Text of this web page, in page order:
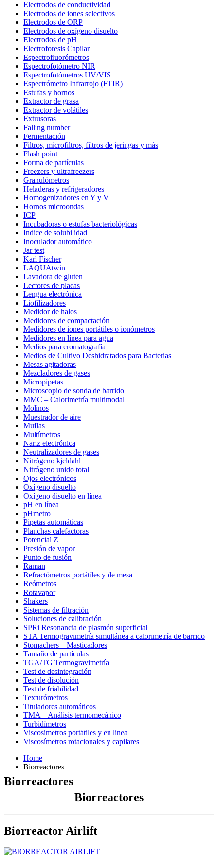
Electrodos de conductividad
Electrodos de iones selectivos
Electrodos de ORP
Electrodos de oxígeno disuelto
Electrodos de pH
Electroforesis Capilar
Espectrofluorómetros
Espectrofotómetro NIR
Espectrofotómetros UV/VIS
Espectrómetro Infrarrojo (FTIR)
Estufas y hornos
Extractor de grasa
Extractor de volátiles
Extrusoras
Falling number
Fermentación
Filtros, microfiltros, filtros de jeringas y más
Flash point
Forma de partículas
Freezers y ultrafreezers
Granulómetros
Heladeras y refrigeradores
Homogenizadores en Y y V
Hornos microondas
ICP
Incubadoras o estufas bacteriológicas
Indice de solubilidad
Inoculador automático
Jar test
Karl Fischer
LAQUAtwin
Lavadora de gluten
Lectores de placas
Lengua electrónica
Liofilizadores
Medidor de halos
Medidores de compactación
Medidores de iones portátiles o ionómetros
Medidores en línea para agua
Medios para cromatografía
Medios de Cultivo Deshidratados para Bacterias
Mesas agitadoras
Mezcladores de gases
Micropipetas
Microscopio de sonda de barrido
MMC – Calorimetría multimodal
Molinos
Muestrador de aire
Muflas
Multímetros
Nariz electrónica
Neutralizadores de gases
Nitrógeno kjeldahl
Nitrógeno unido total
Ojos electrónicos
Oxígeno disuelto
Oxígeno disuelto en línea
pH en línea
pHmetro
Pipetas automáticas
Planchas calefactoras
Potencial Z
Presión de vapor
Punto de fusión
Raman
Refractómetros portátiles y de mesa
Reómetros
Rotavapor
Shakers
Sistemas de filtración
Soluciones de calibración
SPRi Resonancia de plasmón superficial
STA Termogravimetría simultánea a calorimetría de barrido
Stomachers – Masticadores
Tamaño de partículas
TGA/TG Termogravimetría
Test de desintegración
Test de disolución
Test de friabilidad
Texturómetros
Tituladores automáticos
TMA – Análisis termomecánico
Turbidímetros
Viscosímetros portátiles y en linea
Viscosímetros rotacionales y capilares
Home
Biorreactores
Biorreactores
Biorreactores
Biorreactor Airlift